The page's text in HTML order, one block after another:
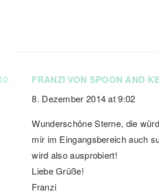
FRANZI VON SPOON AND
8. Dezember 2014 at 9:02
Wunderschöne Sterne, die
mir im Eingangsbereich auch
wird also ausprobiert!
Liebe Grüße!
Franzi